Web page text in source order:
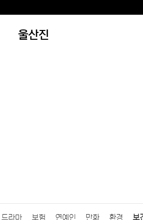
울산진
드라마 보험 연예인 만화 환경 보